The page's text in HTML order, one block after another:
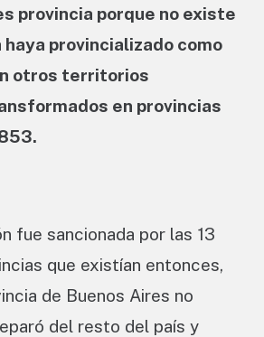
provincia porque no existe
haya provincializado como
otros territorios
en provincias
fue sancionada por las 13
que existían entonces,
de Buenos Aires no
del resto del país y